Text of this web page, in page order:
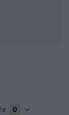
0